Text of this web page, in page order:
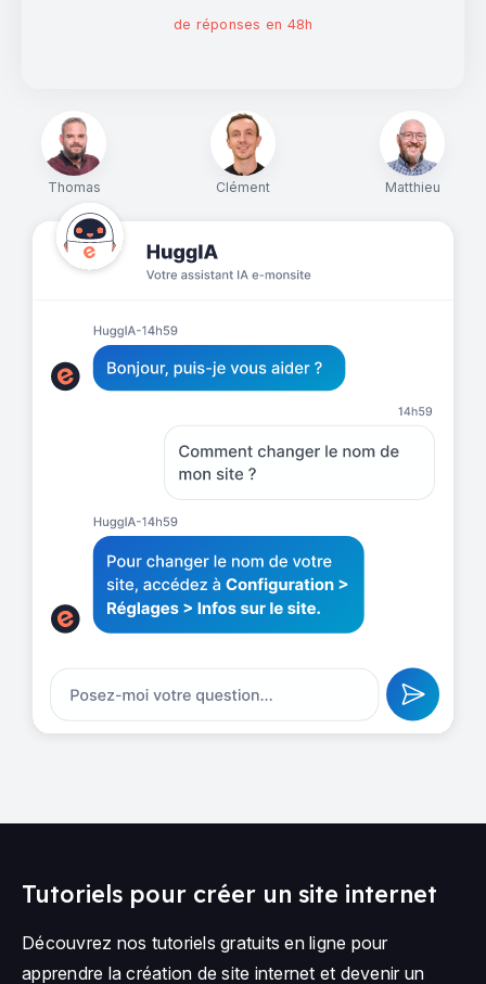
Thomas Clément Matthieu
de réponses en 48h
Tutoriels pour créer un site internet
Découvrez nos tutoriels gratuits en ligne pour
apprendre la création de site internet et devenir un